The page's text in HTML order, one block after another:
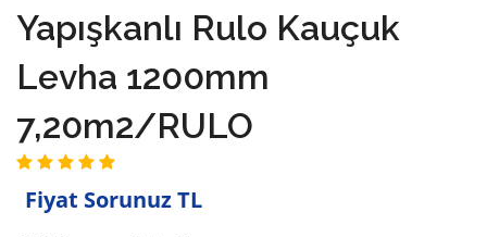
Yapışkanlı Rulo Kauçuk
Levha 1200mm
7,20m2/RULO
Fiyat Sorunuz TL